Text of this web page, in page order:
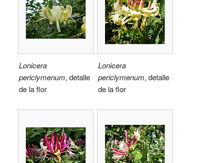
Lonicera
periclymenum, detalle
de la flor
Lonicera
periclymenum, detalle
de la flor